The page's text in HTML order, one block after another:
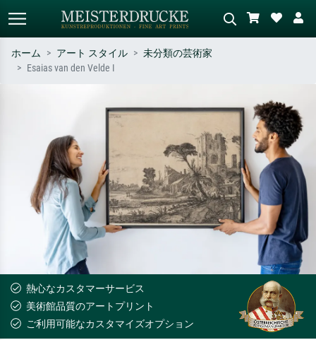
– 例：モネ、星月夜、印象派、北
シーンを説明してください – 例：
緑の草原、赤の多い抽象画、暗い
油絵、木のそばの立ち姿のヌー
ド。
ホーム アート スタイル
未分類の芸術家
Esaias van den Velde I
熱心なカスタマーサービス
美術館品質のアートプリント
ご利用可能なカスタマイズオプション